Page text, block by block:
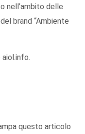
nell’ambito delle
brand “Ambiente
questo articolo